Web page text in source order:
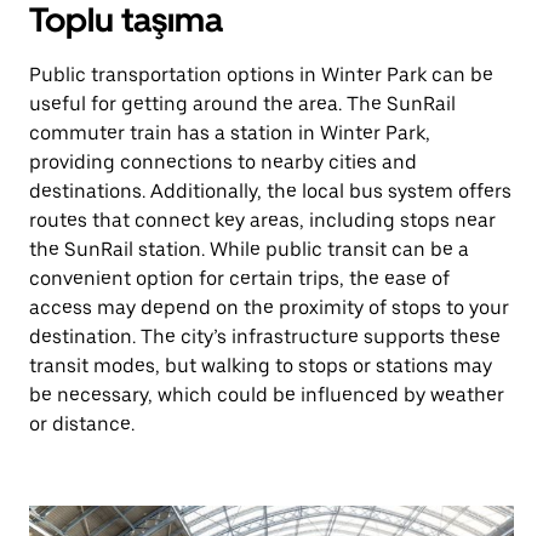
Toplu taşıma
Public transportation options in Winter Park can be
useful for getting around the area. The SunRail
commuter train has a station in Winter Park,
providing connections to nearby cities and
destinations. Additionally, the local bus system offers
routes that connect key areas, including stops near
the SunRail station. While public transit can be a
convenient option for certain trips, the ease of
access may depend on the proximity of stops to your
destination. The city’s infrastructure supports these
transit modes, but walking to stops or stations may
be necessary, which could be influenced by weather
or distance.